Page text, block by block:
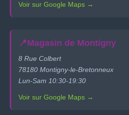
Voir sur Google Maps →
📍Magasin de Montigny
8 Rue Colbert
78180 Montigny-le-Bretonneux
Lun-Sam 10:30-19:30
Voir sur Google Maps →